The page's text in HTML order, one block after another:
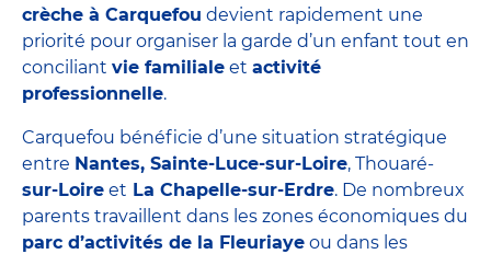
crèche à Carquefou devient rapidement une
priorité pour organiser la garde d’un enfant tout en
conciliant vie familiale et activité
professionnelle.
Carquefou bénéficie d’une situation stratégique
entre Nantes, Sainte-Luce-sur-Loire, Thouaré-
sur-Loire et La Chapelle-sur-Erdre. De nombreux
parents travaillent dans les zones économiques du
parc d’activités de la Fleuriaye ou dans les